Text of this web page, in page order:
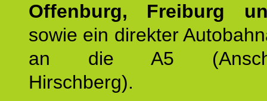
Offenburg, Freiburg
sowie ein direkter
an die A5
Hirschberg).